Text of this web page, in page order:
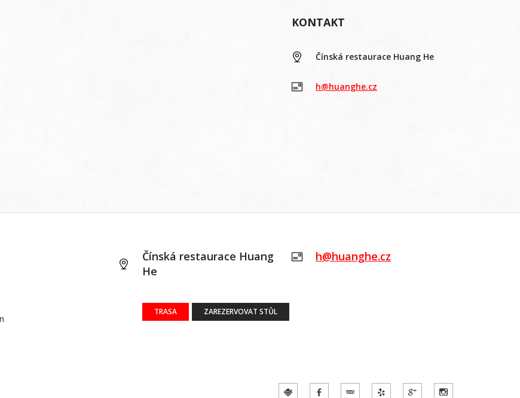
KONTAKT
Čínská restaurace Huang He
h@huanghe.cz
Čínská restaurace Huang
He
h@huanghe.cz
TRASA ZAREZERVOVAT STŮL